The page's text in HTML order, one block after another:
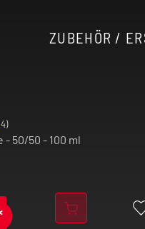
ZUBEHÖR /
4)
50/50 - 100 ml